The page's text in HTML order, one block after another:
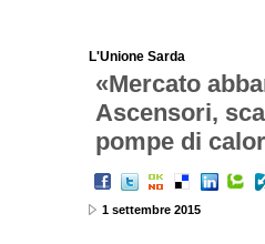
L'Unione Sarda
«Mercato
Ascensori,
pompe di
1 settembre 2015